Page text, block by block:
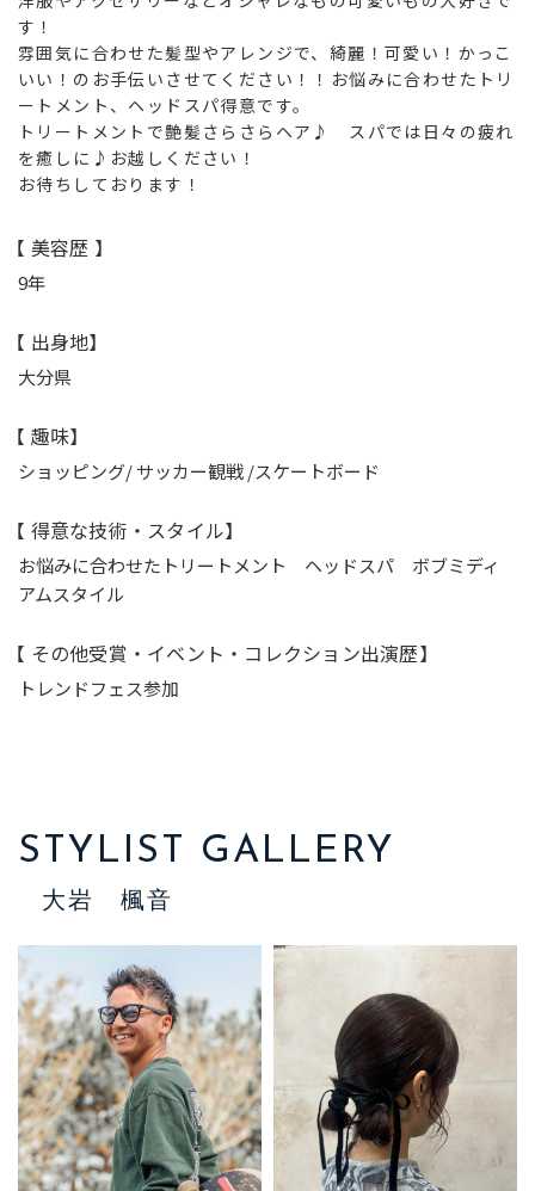
す！
雰囲気に合わせた髪型やアレンジで、綺麗！可愛い！かっこ
いい！のお手伝いさせてください！！お悩みに合わせたトリ
ートメント、ヘッドスパ得意です。
トリートメントで艶髪さらさらヘア♪ スパでは日々の疲れ
を癒しに♪お越しください！
お待ちしております！
【 美容歴 】
9年
【 出身地】
大分県
【 趣味】
ショッピング/ サッカー観戦 /スケートボード
【 得意な技術・スタイル】
お悩みに合わせたトリートメント ヘッドスパ ボブミディ
アムスタイル
【 その他受賞・イベント・コレクション出演歴】
トレンドフェス参加
STYLIST GALLERY
大岩 楓音